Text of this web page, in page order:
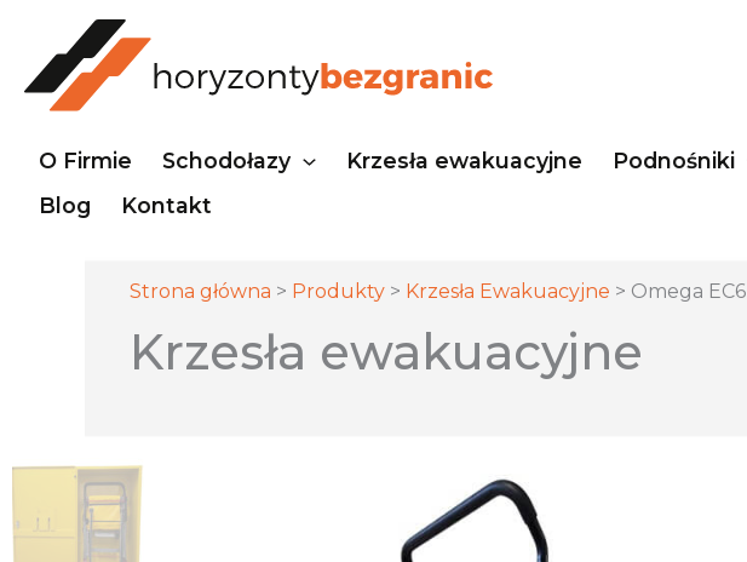
treści
O Firmie Schodołazy Krzesła ewakuacyjne Podnośniki
Blog Kontakt
Strona główna > Produkty > Krzesła Ewakuacyjne > Omega EC6
Krzesła ewakuacyjne